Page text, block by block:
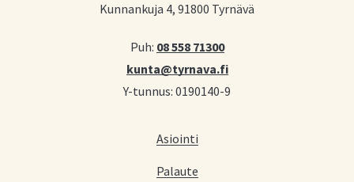
Kunnankuja 4, 91800 Tyrnävä
Puh: 08 558 71300
kunta@tyrnava.fi
Y-tunnus: 0190140-9
Asiointi
Palaute